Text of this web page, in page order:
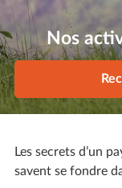
Nos
Les secrets d’un
savent se fondre